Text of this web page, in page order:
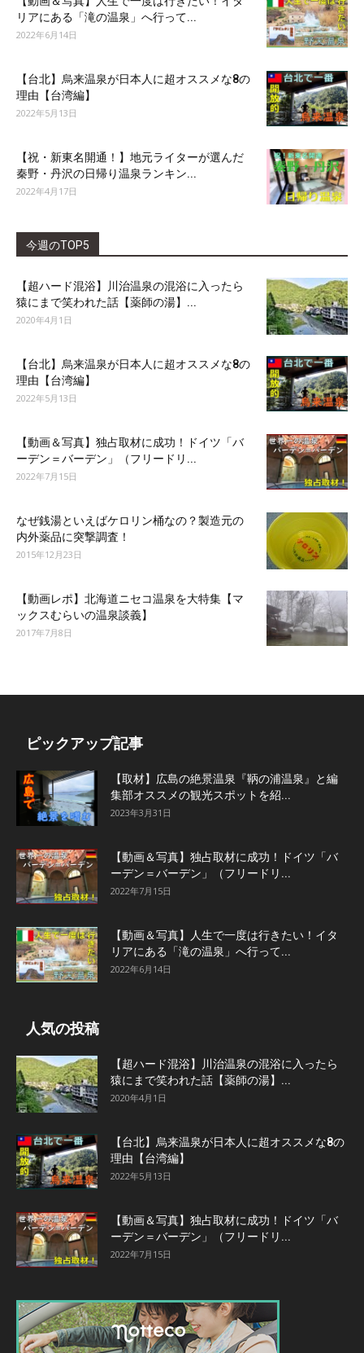
リアにある「滝の温泉」へ行って...
2022年6月14日
【台北】烏来温泉が日本人に超オススメな8の
理由【台湾編】
2022年5月13日
【祝・新東名開通！】地元ライターが選んだ
秦野・丹沢の日帰り温泉ランキン...
2022年4月17日
今週のTOP5
【超ハード混浴】川治温泉の混浴に入ったら
猿にまで笑われた話【薬師の湯】...
2020年4月1日
【台北】烏来温泉が日本人に超オススメな8の
理由【台湾編】
2022年5月13日
【動画＆写真】独占取材に成功！ドイツ「バ
ーデン＝バーデン」（フリードリ...
2022年7月15日
なぜ銭湯といえばケロリン桶なの？製造元の
内外薬品に突撃調査！
2015年12月23日
【動画レポ】北海道ニセコ温泉を大特集【マ
ックスむらいの温泉談義】
2017年7月8日
ピックアップ記事
【取材】広島の絶景温泉『鞆の浦温泉』と編
集部オススメの観光スポットを紹...
2023年3月31日
【動画＆写真】独占取材に成功！ドイツ「バ
ーデン＝バーデン」（フリードリ...
2022年7月15日
【動画＆写真】人生で一度は行きたい！イタ
リアにある「滝の温泉」へ行って...
2022年6月14日
人気の投稿
【超ハード混浴】川治温泉の混浴に入ったら
猿にまで笑われた話【薬師の湯】...
2020年4月1日
【台北】烏来温泉が日本人に超オススメな8の
理由【台湾編】
2022年5月13日
【動画＆写真】独占取材に成功！ドイツ「バ
ーデン＝バーデン」（フリードリ...
2022年7月15日